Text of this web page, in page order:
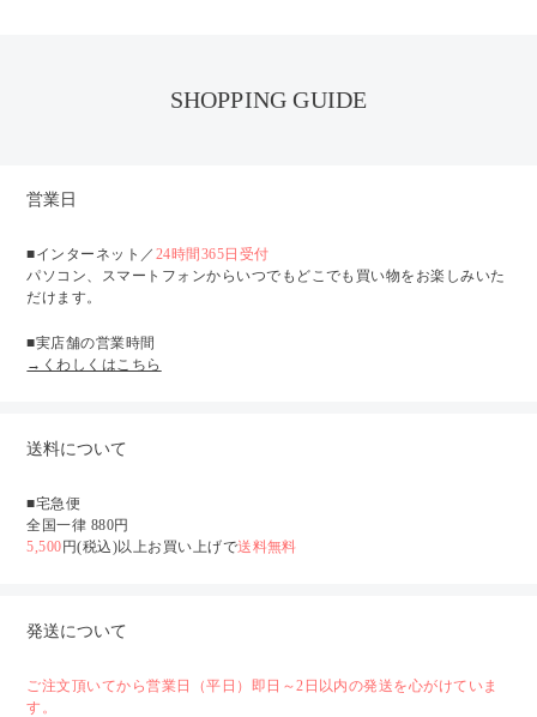
SHOPPING GUIDE
営業日
■インターネット／ 24時間365日受付
パソコン、スマートフォンからいつでもどこでも買い物をお楽しみいた
だけます。
■実店舗の営業時間
→くわしくはこちら
送料について
■宅急便
全国一律 880円
5,500円(税込)以上お買い上げで送料無料
発送について
ご注文頂いてから営業日（平日）即日～2日以内の発送を心がけていま
す。